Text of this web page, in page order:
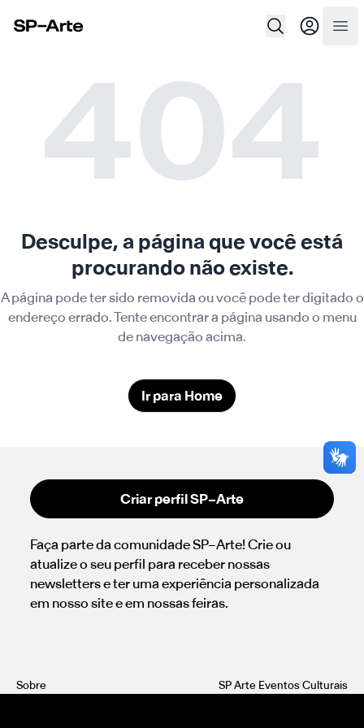
SP–Arte
404
Desculpe, a página que você está
procurando não existe.
A página pode ter sido removida ou você pode ter digitado o
endereço errado. Tente encontrar a página usando o menu
de navegação acima.
Ir para Home
Criar perfil SP–Arte
Faça parte da comunidade SP–Arte! Crie ou
atualize o seu perfil para receber nossas
newsletters e ter uma experiência personalizada
em nosso site e em nossas feiras.
Sobre
SP Arte Eventos Culturais